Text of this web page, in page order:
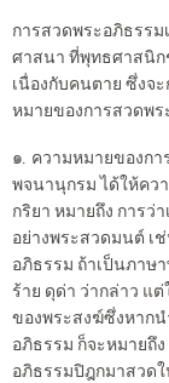
การสวดพระอภิธรร
ศาสนา ที่พุทธศาสนิก
เนื่องกับคนตาย ซึ่งจ
หมายของการสวดพ
๑. ความหมายของกา
พจนานุกรม ได้ให้คว
กริยา หมายถึง การว่
อย่างพระสวดมนต์ เ
อภิธรรม ถ้าเป็นภาษ
ร้าย ดุด่า ว่ากล่าว แ
ของพระสงฆ์ซึ่งหาก
อภิธรรม ก็จะหมายถึ
อภิธรรมปิฎกมาสวด